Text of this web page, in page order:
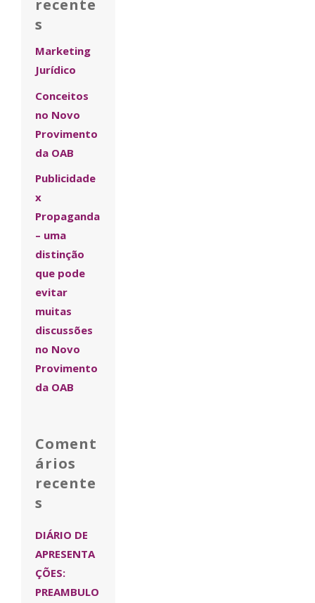
recente
s
Marketing
Jurídico
Conceitos
no Novo
Provimento
da OAB
Publicidade
x
Propaganda
– uma
distinção
que pode
evitar
muitas
discussões
no Novo
Provimento
da OAB
Coment
ários
recente
s
DIÁRIO DE
APRESENTA
ÇÕES:
PREAMBULO